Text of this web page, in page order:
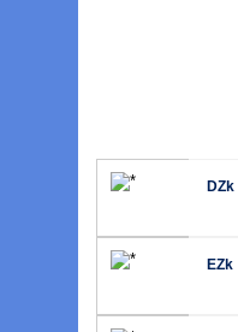
DZk
EZk